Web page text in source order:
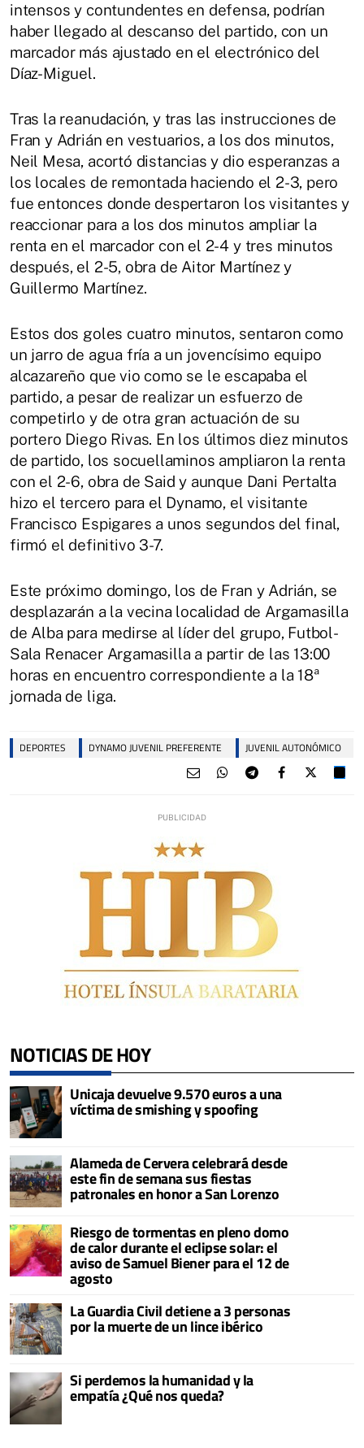
intensos y contundentes en defensa, podrían
haber llegado al descanso del partido, con un
marcador más ajustado en el electrónico del
Díaz-Miguel.
Tras la reanudación, y tras las instrucciones de
Fran y Adrián en vestuarios, a los dos minutos,
Neil Mesa, acortó distancias y dio esperanzas a
los locales de remontada haciendo el 2-3, pero
fue entonces donde despertaron los visitantes y
reaccionar para a los dos minutos ampliar la
renta en el marcador con el 2-4 y tres minutos
después, el 2-5, obra de Aitor Martínez y
Guillermo Martínez.
Estos dos goles cuatro minutos, sentaron como
un jarro de agua fría a un jovencísimo equipo
alcazareño que vio como se le escapaba el
partido, a pesar de realizar un esfuerzo de
competirlo y de otra gran actuación de su
portero Diego Rivas. En los últimos diez minutos
de partido, los socuellaminos ampliaron la renta
con el 2-6, obra de Said y aunque Dani Pertalta
hizo el tercero para el Dynamo, el visitante
Francisco Espigares a unos segundos del final,
firmó el definitivo 3-7.
Este próximo domingo, los de Fran y Adrián, se
desplazarán a la vecina localidad de Argamasilla
de Alba para medirse al líder del grupo, Futbol-
Sala Renacer Argamasilla a partir de las 13:00
horas en encuentro correspondiente a la 18ª
jornada de liga.
DEPORTES DYNAMO JUVENIL PREFERENTE JUVENIL AUTONÓMICO
NOTICIAS DE HOY
Unicaja devuelve 9.570 euros a una
víctima de smishing y spoofing
Alameda de Cervera celebrará desde
este fin de semana sus fiestas
patronales en honor a San Lorenzo
Riesgo de tormentas en pleno domo
de calor durante el eclipse solar: el
aviso de Samuel Biener para el 12 de
agosto
La Guardia Civil detiene a 3 personas
por la muerte de un lince ibérico
Si perdemos la humanidad y la
empatía ¿Qué nos queda?